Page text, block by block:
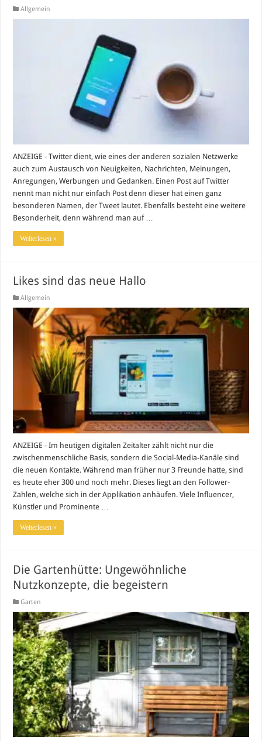
Allgemein
ANZEIGE - Twitter dient, wie eines der anderen sozialen Netzwerke
auch zum Austausch von Neuigkeiten, Nachrichten, Meinungen,
Anregungen, Werbungen und Gedanken. Einen Post auf Twitter
nennt man nicht nur einfach Post denn dieser hat einen ganz
besonderen Namen, der Tweet lautet. Ebenfalls besteht eine weitere
Besonderheit, denn während man auf …
Weiterlesen »
Likes sind das neue Hallo
Allgemein
ANZEIGE - Im heutigen digitalen Zeitalter zählt nicht nur die
zwischenmenschliche Basis, sondern die Social-Media-Kanäle sind
die neuen Kontakte. Während man früher nur 3 Freunde hatte, sind
es heute eher 300 und noch mehr. Dieses liegt an den Follower-
Zahlen, welche sich in der Applikation anhäufen. Viele Influencer,
Künstler und Prominente …
Weiterlesen »
Die Gartenhütte: Ungewöhnliche
Nutzkonzepte, die begeistern
Garten